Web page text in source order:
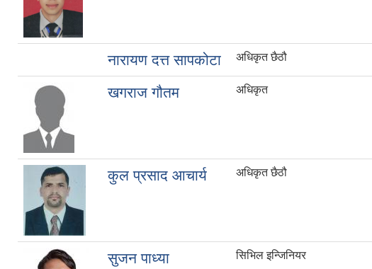
नारायण दत्त सापकोटा अधिकृत छैठौ
खगराज गौतम अधिकृत
कुल प्रसाद आचार्य अधिकृत छैठौ
सुजन पाध्या सिभिल इन्जिनियर